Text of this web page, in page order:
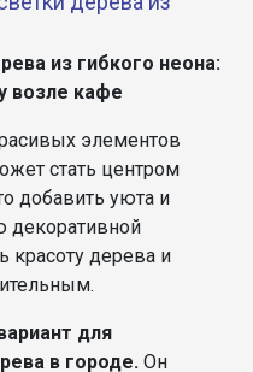
из гибкого неона:
возле кафе
элементов
стать центром
добавить уюта и
декоративной
красоту дерева и
для
в городе. Он